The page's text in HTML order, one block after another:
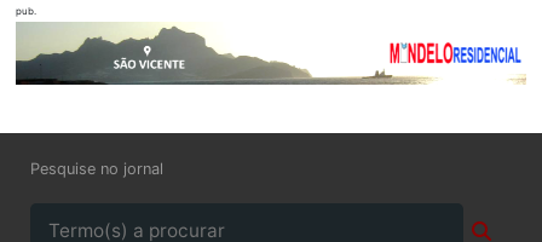
pub.
Pesquise no jornal